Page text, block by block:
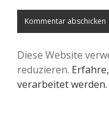
Diese Website
reduzieren.
verarbeitet werden.